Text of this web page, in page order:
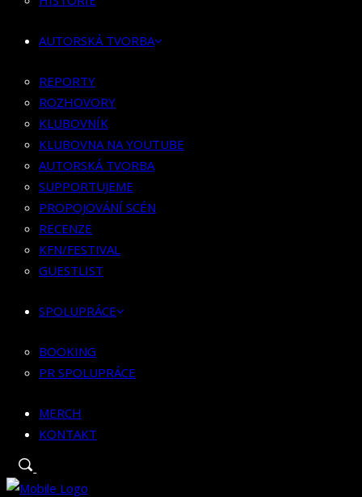
KLUBOVNA NA YOUTUBE
SUPPORTUJEME
PROPOJOVÁNÍ SCÉN
RECENZE
KFN/FESTIVAL
GUESTLIST
SPOLUPRÁCE
BOOKING
PR SPOLUPRÁCE
MERCH
AUTORSKÁ TVORBA
REPORTY
ROZHOVORY
KLUBOVNÍK
KLUBOVNA NA YOUTUBE
AUTORSKÁ TVORBA
SUPPORTUJEME
PROPOJOVÁNÍ SCÉN
RECENZE
KFN/FESTIVAL
GUESTLIST
SPOLUPRÁCE
BOOKING
PR SPOLUPRÁCE
MERCH
KONTAKT